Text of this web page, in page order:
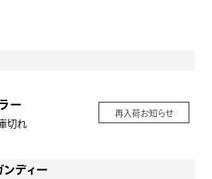
ー
切れ
再入荷お知らせ
ディー